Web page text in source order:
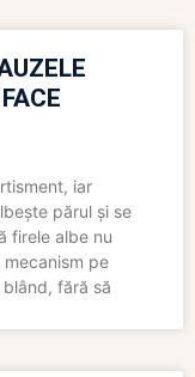
iar
părul și se
firele albe nu
pe
fără să